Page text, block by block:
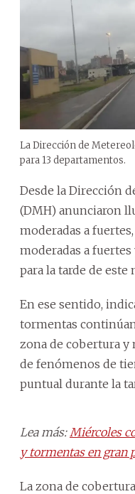
La Dirección de
para 13 departamentos.
Desde la Dirección
(DMH) anunciaron
moderadas a
moderadas a
para la tarde de este
En ese sentido,
tormentas
zona de cobertura y
de fenómenos de
puntual durante la
Lea más: Miércoles
y tormentas en gran
La zona de